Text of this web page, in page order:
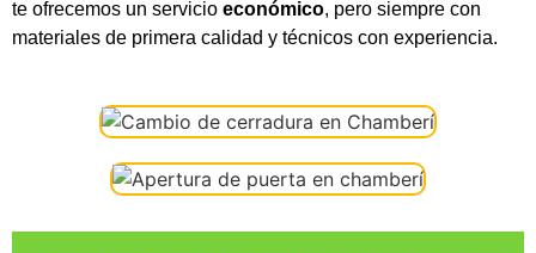
te ofrecemos un servicio económico, pero siempre con
materiales de primera calidad y técnicos con experiencia.